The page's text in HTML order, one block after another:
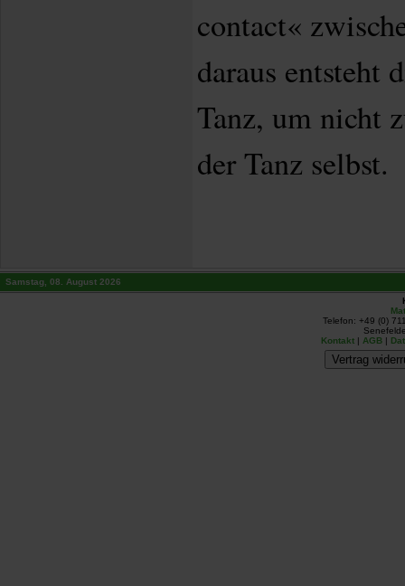
contact«
daraus entsteht
Tanz, um nicht
der Tanz selbst.
Samstag, 08. August 2026
Telefon: +49 (0)
Kontakt | AGB |
Vertrag